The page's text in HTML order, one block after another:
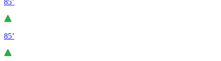
85’
85’